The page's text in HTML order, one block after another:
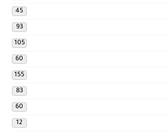
45
93
105
60
155
83
60
12